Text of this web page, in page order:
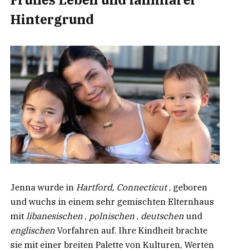
Hintergrund
Jenna wurde in Hartford, Connecticut, geboren
und wuchs in einem sehr gemischten Elternhaus
mitlibanesischen , polnischen , deutschenund
englischenVorfahren auf. Ihre Kindheit brachte
sie mit einer breiten Palette von Kulturen, Werten